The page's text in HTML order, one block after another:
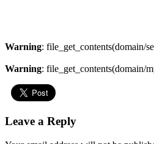
Warning: file_get_contents(domain/
Warning: file_get_contents(domain/
Leave a Reply